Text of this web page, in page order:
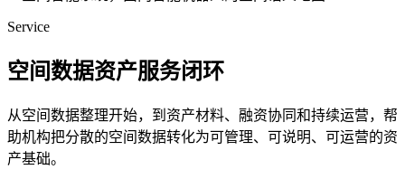
Service
空间数据资产服务闭环
从空间数据整理开始，到资产材料、融资协同和持续运营，帮
助机构把分散的空间数据转化为可管理、可说明、可运营的资
产基础。